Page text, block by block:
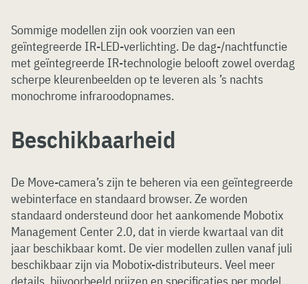
Sommige modellen zijn ook voorzien van een
geïntegreerde IR-LED-verlichting. De dag-/nachtfunctie
met geïntegreerde IR-technologie belooft zowel overdag
scherpe kleurenbeelden op te leveren als ’s nachts
monochrome infraroodopnames.
Beschikbaarheid
De Move-camera’s zijn te beheren via een geïntegreerde
webinterface en standaard browser. Ze worden
standaard ondersteund door het aankomende Mobotix
Management Center 2.0, dat in vierde kwartaal van dit
jaar beschikbaar komt. De vier modellen zullen vanaf juli
beschikbaar zijn via Mobotix-distributeurs. Veel meer